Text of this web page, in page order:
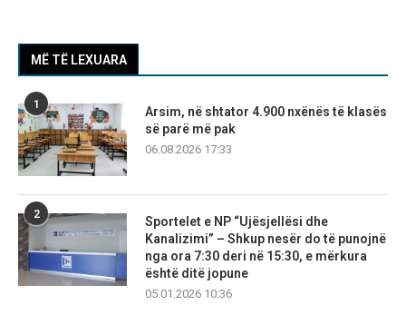
MË TË LEXUARA
1
Arsim, në shtator 4.900 nxënës të klasës
së parë më pak
06.08.2026 17:33
2
Sportelet e NP “Ujësjellësi dhe
Kanalizimi” – Shkup nesër do të punojnë
nga ora 7:30 deri në 15:30, e mërkura
është ditë jopune
05.01.2026 10:36